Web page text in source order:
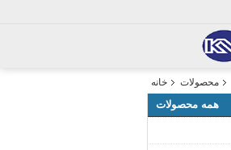
خانه محصولات
همه محصولات